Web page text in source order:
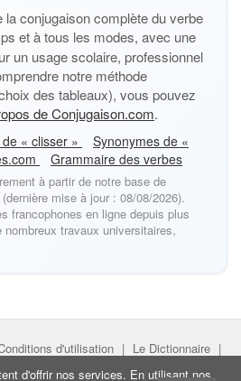
conjugaison complète du verbe
et à tous les modes, avec une
un usage scolaire, professionnel
notre méthode
des tableaux), vous pouvez
de Conjugaison.com.
« clisser »
Synonymes de «
Grammaire des verbes
à partir de notre base de
mise à jour : 08/08/2026).
francophones en ligne depuis plus
travaux universitaires,
d'utilisation | Le Dictionnaire |
lien | Liens utiles
d'offrir nos services. En utilisant nos